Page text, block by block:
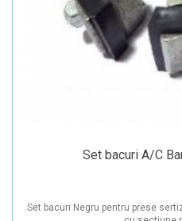
Set bacuri A/C
Set bacuri Negru pentru prese